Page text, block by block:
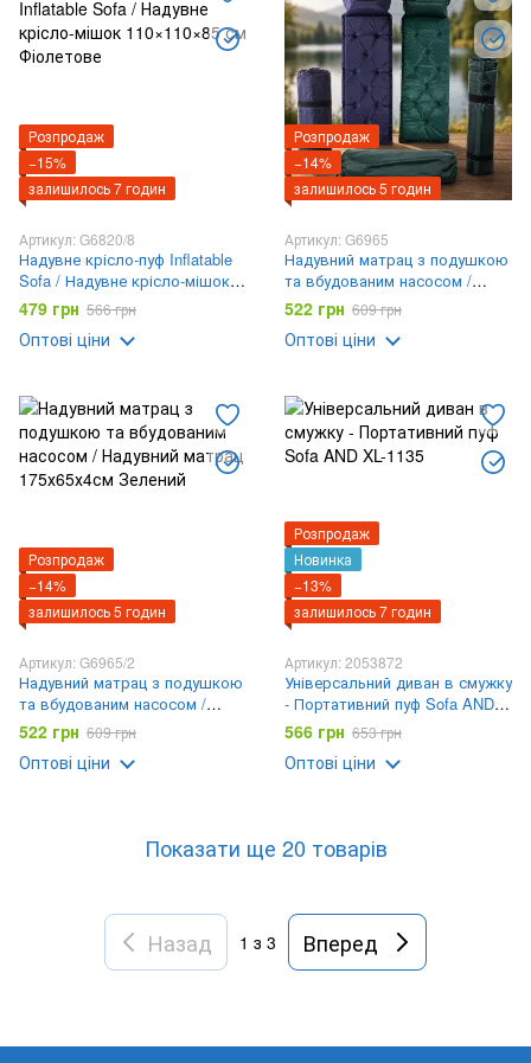
Розпродаж
−15%
залишилось 7 годин
Артикул: G6820/8
Надувне крісло-пуф Inflatable
Sofa / Надувне крісло-мішок
110×110×85 см Фіолетове
479 грн 566 грн
Оптові ціни
Розпродаж
−14%
залишилось 5 годин
Артикул: G6965
Надувний матрац з подушкою
та вбудованим насосом /
Надувний матрац 175х65х4см
522 грн 609 грн
Оптові ціни
Розпродаж
−14%
залишилось 5 годин
Артикул: G6965/2
Надувний матрац з подушкою
та вбудованим насосом /
Надувний матрац 175х65х4см
Зелений
522 грн 609 грн
Оптові ціни
Розпродаж
Новинка
−13%
залишилось 7 годин
Артикул: 2053872
Універсальний диван в смужку
- Портативний пуф Sofa AND
XL-1135
566 грн 653 грн
Оптові ціни
Показати ще 20 товарів
Назад 1 з 3 Вперед